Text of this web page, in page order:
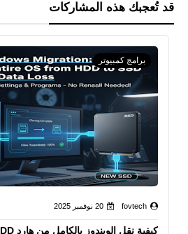
قد تُعجبك هذه المشاركات
برامج كمبيوتر
fovtech 20 نوفمبر 2025